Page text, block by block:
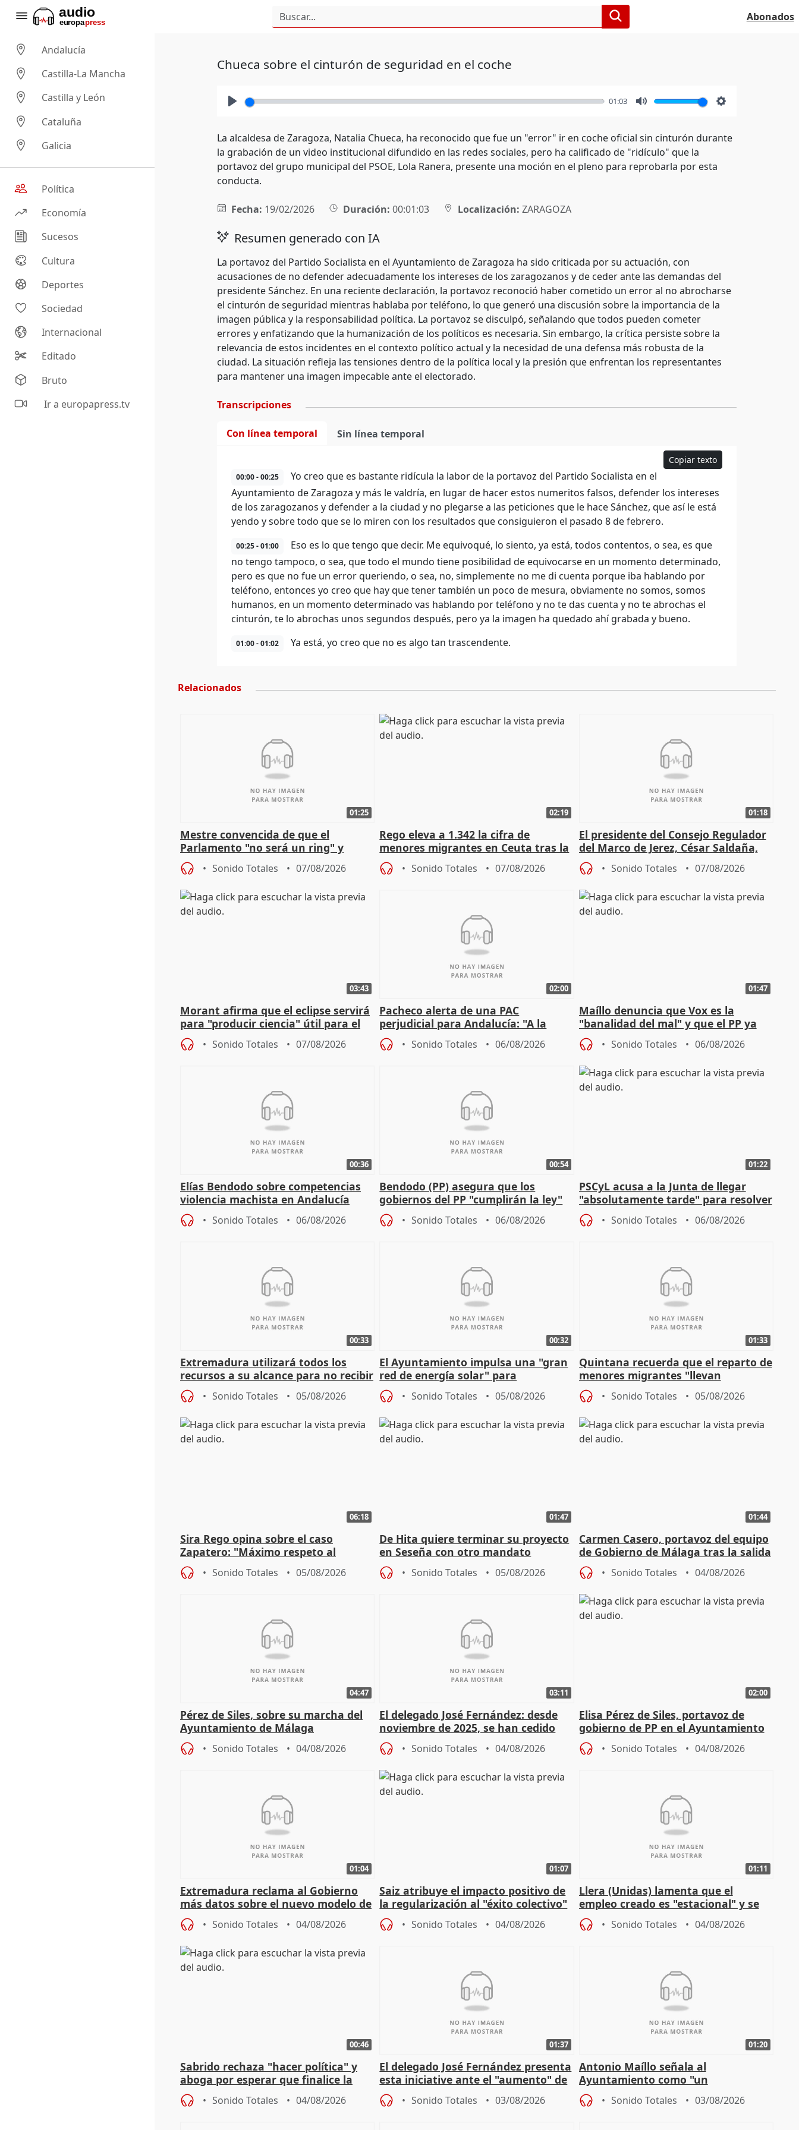
Abonados
Andalucía
Castilla-La Mancha
Castilla y León
Cataluña
Galicia
Política
Economía
Sucesos
Cultura
Deportes
Sociedad
Internacional
Editado
Bruto
Ir a europapress.tv
Chueca sobre el cinturón de seguridad en el coche
01:03
La alcaldesa de Zaragoza, Natalia Chueca, ha reconocido que fue un "error" ir en coche oficial sin cinturón durante
la grabación de un video institucional difundido en las redes sociales, pero ha calificado de "ridículo" que la
portavoz del grupo municipal del PSOE, Lola Ranera, presente una moción en el pleno para reprobarla por esta
conducta.
Fecha: 19/02/2026 Duración: 00:01:03 Localización: ZARAGOZA
Resumen generado con IA
La portavoz del Partido Socialista en el Ayuntamiento de Zaragoza ha sido criticada por su actuación, con
acusaciones de no defender adecuadamente los intereses de los zaragozanos y de ceder ante las demandas del
presidente Sánchez. En una reciente declaración, la portavoz reconoció haber cometido un error al no abrocharse
el cinturón de seguridad mientras hablaba por teléfono, lo que generó una discusión sobre la importancia de la
imagen pública y la responsabilidad política. La portavoz se disculpó, señalando que todos pueden cometer
errores y enfatizando que la humanización de los políticos es necesaria. Sin embargo, la crítica persiste sobre la
relevancia de estos incidentes en el contexto político actual y la necesidad de una defensa más robusta de la
ciudad. La situación refleja las tensiones dentro de la política local y la presión que enfrentan los representantes
para mantener una imagen impecable ante el electorado.
Transcripciones
Con línea temporal Sin línea temporal
Copiar texto
00:00 - 00:25
Yo creo que es bastante ridícula la labor de la portavoz del Partido Socialista en el
Ayuntamiento de Zaragoza y más le valdría, en lugar de hacer estos numeritos falsos, defender los intereses
de los zaragozanos y defender a la ciudad y no plegarse a las peticiones que le hace Sánchez, que así le está
yendo y sobre todo que se lo miren con los resultados que consiguieron el pasado 8 de febrero.
00:25 - 01:00
Eso es lo que tengo que decir. Me equivoqué, lo siento, ya está, todos contentos, o sea, es que
no tengo tampoco, o sea, que todo el mundo tiene posibilidad de equivocarse en un momento determinado,
pero es que no fue un error queriendo, o sea, no, simplemente no me di cuenta porque iba hablando por
teléfono, entonces yo creo que hay que tener también un poco de mesura, obviamente no somos, somos
humanos, en un momento determinado vas hablando por teléfono y no te das cuenta y no te abrochas el
cinturón, te lo abrochas unos segundos después, pero ya la imagen ha quedado ahí grabada y bueno.
01:00 - 01:02 Ya está, yo creo que no es algo tan trascendente.
Relacionados
01:25
Mestre convencida de que el
Parlamento "no será un ring" y
defiende "estabilidad" del pacto con
Vox
Sonido Totales 07/08/2026
02:19
Rego eleva a 1.342 la cifra de
menores migrantes en Ceuta tras la
entrada masiva
Sonido Totales 07/08/2026
01:18
El presidente del Consejo Regulador
del Marco de Jerez, César Saldaña,
sobre exportaciones
Sonido Totales 07/08/2026
03:43
Morant afirma que el eclipse servirá
para "producir ciencia" útil para el
resto del mundo
Sonido Totales 07/08/2026
02:00
Pacheco alerta de una PAC
perjudicial para Andalucía: "A la
agricultura hay que protegerla"
Sonido Totales 06/08/2026
01:47
Maíllo denuncia que Vox es la
"banalidad del mal" y que el PP ya
asume todas sus tesis
Sonido Totales 06/08/2026
00:36
Elías Bendodo sobre competencias
violencia machista en Andalucía
Sonido Totales 06/08/2026
00:54
Bendodo (PP) asegura que los
gobiernos del PP "cumplirán la ley"
sobre los menores migrantes
Sonido Totales 06/08/2026
01:22
PSCyL acusa a la Junta de llegar
"absolutamente tarde" para resolver
problemas como Newcastle
Sonido Totales 06/08/2026
00:33
Extremadura utilizará todos los
recursos a su alcance para no recibir
más menores migrantes
Sonido Totales 05/08/2026
00:32
El Ayuntamiento impulsa una "gran
red de energía solar" para
autoconsumo
Sonido Totales 05/08/2026
01:33
Quintana recuerda que el reparto de
menores migrantes "llevan
aportación del Gobierno" central
Sonido Totales 05/08/2026
06:18
Sira Rego opina sobre el caso
Zapatero: "Máximo respeto al
proceso judicial"
Sonido Totales 05/08/2026
01:47
De Hita quiere terminar su proyecto
en Seseña con otro mandato
Sonido Totales 05/08/2026
01:44
Carmen Casero, portavoz del equipo
de Gobierno de Málaga tras la salida
de Pérez de Siles
Sonido Totales 04/08/2026
04:47
Pérez de Siles, sobre su marcha del
Ayuntamiento de Málaga
Sonido Totales 04/08/2026
03:11
El delegado José Fernández: desde
noviembre de 2025, se han cedido
9.810 ayudas por nacimiento
Sonido Totales 04/08/2026
02:00
Elisa Pérez de Siles, portavoz de
gobierno de PP en el Ayuntamiento
de Málaga, deja la política
Sonido Totales 04/08/2026
01:04
Extremadura reclama al Gobierno
más datos sobre el nuevo modelo de
financiación
Sonido Totales 04/08/2026
01:07
Saiz atribuye el impacto positivo de
la regularización al "éxito colectivo"
del Gobierno
Sonido Totales 04/08/2026
01:11
Llera (Unidas) lamenta que el
empleo creado es "estacional" y se
"esfumará" al acabar el verano
Sonido Totales 04/08/2026
00:46
Sabrido rechaza "hacer política" y
aboga por esperar que finalice la
investigación del incendio
Sonido Totales 04/08/2026
01:37
El delegado José Fernández presenta
esta iniciative ante el "aumento" de
personas sin hogar en Madri
Sonido Totales 03/08/2026
01:20
Antonio Maíllo señala al
Ayuntamiento como "un
especulador más" sobre viviendas de
Jiménez Becerril
Sonido Totales 03/08/2026